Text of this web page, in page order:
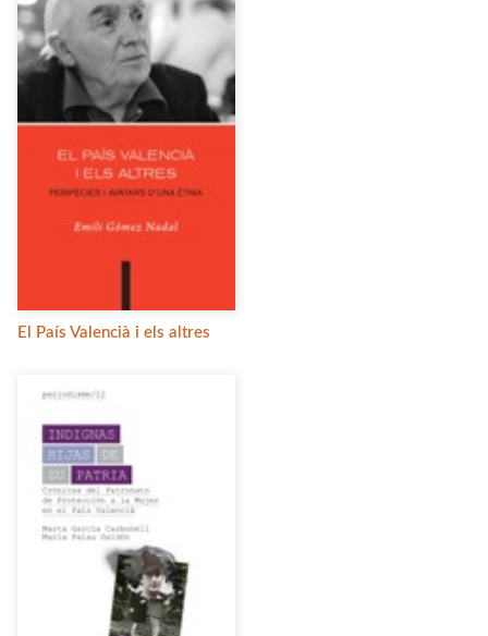
El País Valencià i els altres